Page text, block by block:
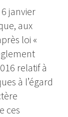
janvier
aux
loi «
relatif à
à l’égard
ces